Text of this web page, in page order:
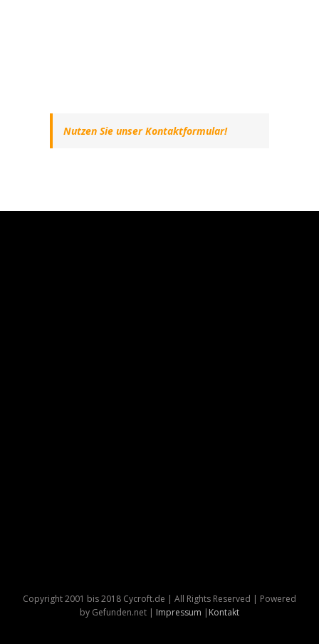
Nutzen Sie unser Kontaktformular!
Copyright 2001 bis 2018 Cycroft.de | All Rights Reserved | Powered
by Gefunden.net | Impressum | Kontakt